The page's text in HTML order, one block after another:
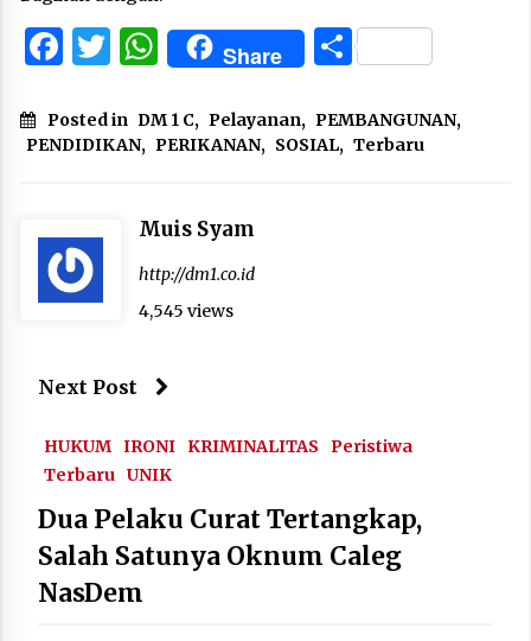
Facebook
Twitter
WhatsApp
Share Share
Posted in DM 1 C, Pelayanan, PEMBANGUNAN,
PENDIDIKAN, PERIKANAN, SOSIAL, Terbaru
Muis Syam
http://dm1.co.id
4,545 views
Next Post
HUKUM IRONI KRIMINALITAS
Peristiwa
Terbaru UNIK
Dua Pelaku Curat Tertangkap,
Salah Satunya Oknum Caleg
NasDem